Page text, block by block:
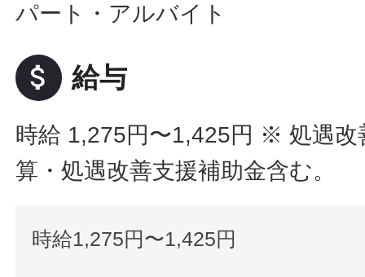
パート・アルバイト
attach_money 給与
時給 1,275円〜1,425円 ※ 処遇改
算・処遇改善支援補助金含む。
時給1,275円〜1,425円